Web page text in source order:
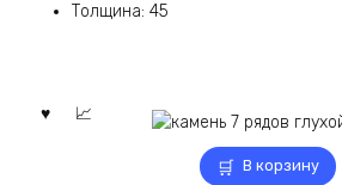
Толщина: 45
В корзину